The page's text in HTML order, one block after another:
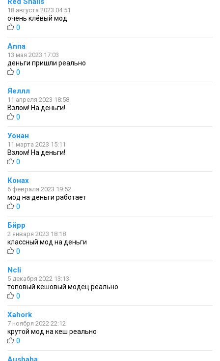
18 августа 2023 04:51
очень клёвый мод
0
Anna
13 мая 2023 17:03
деньги пришли реально
0
Яеллл
11 апреля 2023 18:58
Взлом! На деньги!
0
Уонан
11 марта 2023 15:11
Взлом! На деньги!
0
Конах
6 февраля 2023 19:52
мод на деньги работает
0
Бйрр
2 января 2023 18:18
классный мод на деньги
0
Ncli
5 декабря 2022 13:13
топовый кешовый модец реально
0
Xahork
7 ноября 2022 22:12
крутой мод на кеш реально
0